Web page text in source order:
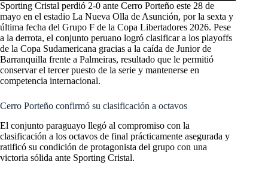
Sporting Cristal perdió 2-0 ante Cerro Porteño este 28 de
mayo en el estadio La Nueva Olla de Asunción, por la sexta y
última fecha del Grupo F de la Copa Libertadores 2026. Pese
a la derrota, el conjunto peruano logró clasificar a los playoffs
de la Copa Sudamericana gracias a la caída de Junior de
Barranquilla frente a Palmeiras, resultado que le permitió
conservar el tercer puesto de la serie y mantenerse en
competencia internacional.
Cerro Porteño confirmó su clasificación a octavos
El conjunto paraguayo llegó al compromiso con la
clasificación a los octavos de final prácticamente asegurada y
ratificó su condición de protagonista del grupo con una
victoria sólida ante Sporting Cristal.